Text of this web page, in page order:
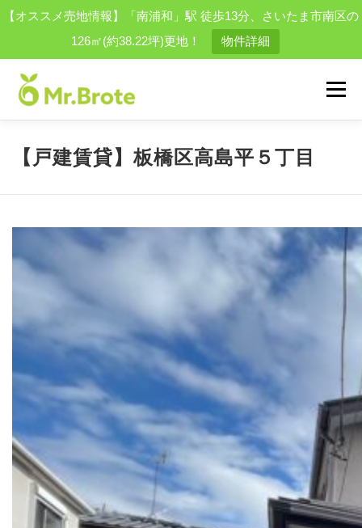
【オススメ売地情報】「南浦和」駅 徒歩13分、さいたま市南区の
126㎡(約38.22坪)更地！
物件詳細
メニュー
物件を探す 会社案内 スタッフ 買取実績一覧
【戸建賃貸】板橋区高島平５丁目